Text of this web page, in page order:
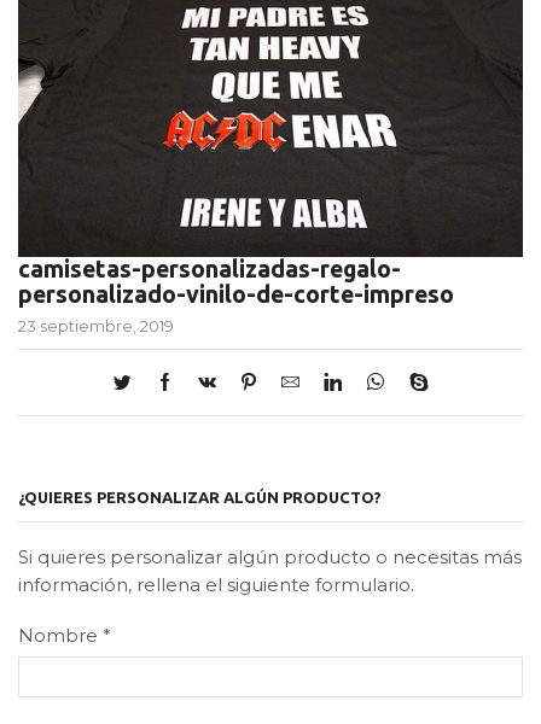
camisetas-personalizadas-regalo-
personalizado-vinilo-de-corte-impreso
23 septiembre, 2019
¿QUIERES PERSONALIZAR ALGÚN PRODUCTO?
Si quieres personalizar algún producto o necesitas más
información, rellena el siguiente formulario.
Nombre *